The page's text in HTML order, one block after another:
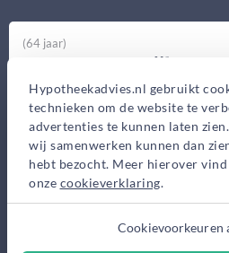
Hypotheekadvies.nl gebruikt
technieken om de website te
advertenties te kunnen laten
wij samenwerken kunnen dan
hebt bezocht. Meer hierover
onze cookieverklaring.
Cookievoorkeuren
(64 jaar)
Aart Groenendijk
De Financiele Alliantie